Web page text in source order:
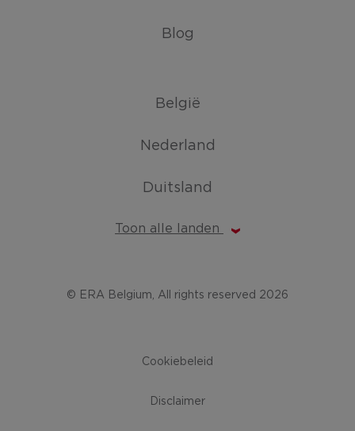
Blog
België
Nederland
Duitsland
Toon alle landen
© ERA Belgium, All rights reserved 2026
Cookiebeleid
Disclaimer